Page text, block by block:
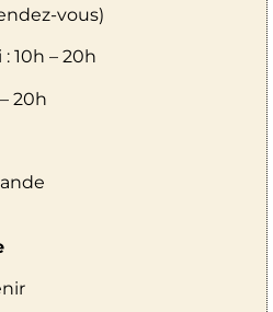
vous)
: 10h – 20h
20h